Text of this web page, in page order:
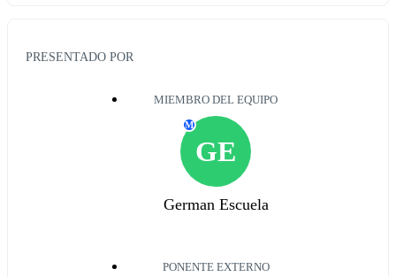
PRESENTADO POR
MIEMBRO DEL EQUIPO
GE
M
German Escuela
PONENTE EXTERNO